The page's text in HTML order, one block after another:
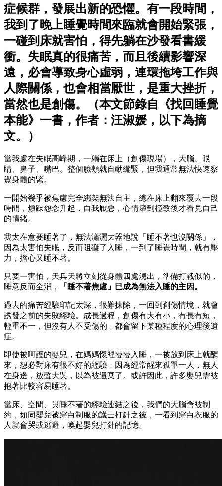
症候群，發展出新的恐懼。有一段時間，
我到了晚上睡覺時間來臨就會開始緊張，
一碰到床就害怕，得先躺在沙發看書緩
衝。失眠真的很痛苦，而且後續影響深
遠，必會導致身心虛弱，連環拖垮工作與
人際關係，也會相當厭世，是重大挫折，
當然也是創傷。（本文節錄自《找回睡覺
本能》一書，作者：汪淑媛，以下為摘
文。）
當我處在失眠高峰期，一躺在床上（創傷現場），大腦、眼
睛、鼻子、嘴巴、整個臉頰就自動繃緊，但我通常無法快速察
覺身體的緊。
一開始幾乎被焦慮完全綁架無法自主，總在床上翻來覆去一段
時間，煩躁怨念升起，自我厭惡，心情壞到極致後才看見自己
的情緒。
我太在意要睡著了，無法瀟灑大器地說「睡不著也沒關係」，
因為太害怕失眠，反而阻礙了入睡，一到了睡覺時間，就有壓
力，擔心又睡不著。
只要一害怕，天兵天將立刻從身體四處湧出，準備打戰似的，
睡意反而全消，
「睡不著焦慮」已成為無法入睡的主因。
過去的痛苦經驗印記太深，很難抹除，一回到創傷情境，就會
誘發之前的失敗經驗。成長過程，創傷有大有小，有長有短，
輕重不一，但沒有人不受傷的，都會留下某種程度的心理後遺
症。
即使被呵護的嬰兒，在媽媽懷裡慢慢入睡，一被放到床上就醒
來，想必對床有很不好的經驗，因為經常醒來孤單一人，無人
在身邊，放聲大哭，以為被遺棄了。或許因此，許多嬰兒需被
抱著比較容易睡著。
當床、空間、與睡不著的經驗連結之後，我們的大腦會被制
約，如同嬰兒被穿白制服的護士打針之後，一看到穿白衣服的
人就會哭或逃避，喚起嬰兒打針的記憶。